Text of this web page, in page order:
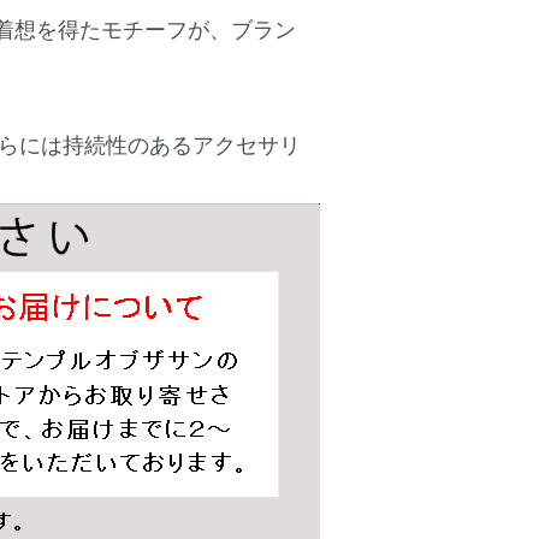
想を得たモチーフが、ブラン
には持続性のあるアクセサリ